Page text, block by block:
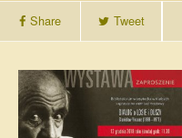
Share Tweet